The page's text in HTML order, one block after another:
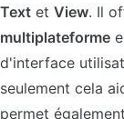
Text et View. Il
multiplateforme
d'interface
seulement cela
permet